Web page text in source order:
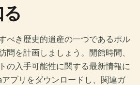
べき歴史的遺産の一つであるポル
問を計画しましょう。開館時間、
の入手可能性に関する最新情報に
プリをダウンロードし、関連ガ